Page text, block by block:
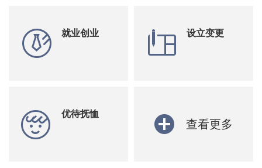
就业创业 设立变更
优待抚恤
查看更多